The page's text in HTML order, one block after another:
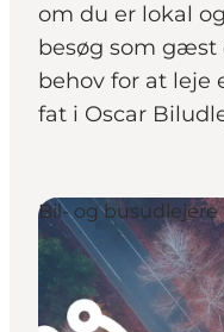
om du er lokal
besøg som gæst
behov for at leje
fat i Oscar
Bil- og busudlejere